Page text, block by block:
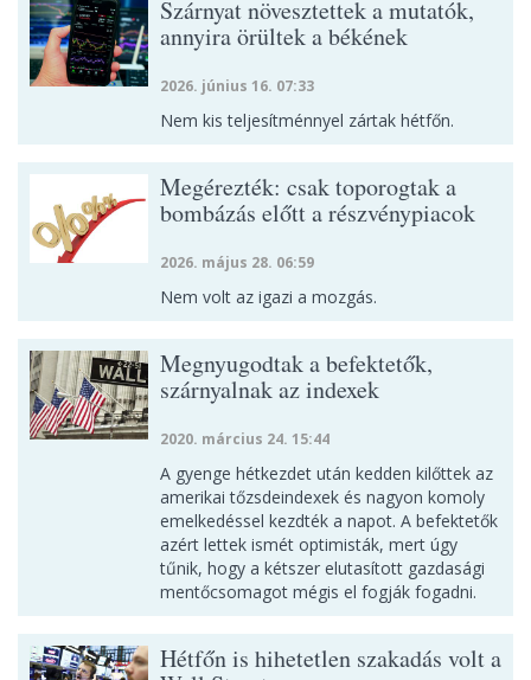
Szárnyat növesztettek a mutatók,
annyira örültek a békének
2026. június 16. 07:33
Nem kis teljesítménnyel zártak hétfőn.
Megérezték: csak toporogtak a
bombázás előtt a részvénypiacok
2026. május 28. 06:59
Nem volt az igazi a mozgás.
Megnyugodtak a befektetők,
szárnyalnak az indexek
2020. március 24. 15:44
A gyenge hétkezdet után kedden kilőttek az
amerikai tőzsdeindexek és nagyon komoly
emelkedéssel kezdték a napot. A befektetők
azért lettek ismét optimisták, mert úgy
tűnik, hogy a kétszer elutasított gazdasági
mentőcsomagot mégis el fogják fogadni.
Hétfőn is hihetetlen szakadás volt a